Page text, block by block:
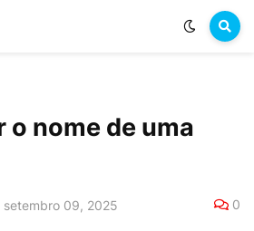
o nome de uma
setembro 09, 2025 0